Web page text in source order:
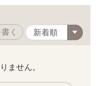
く
ません。